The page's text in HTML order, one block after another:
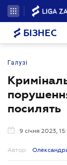
БІЗНЕС
Галузі
посилять
9 січня 2023,
Автор: